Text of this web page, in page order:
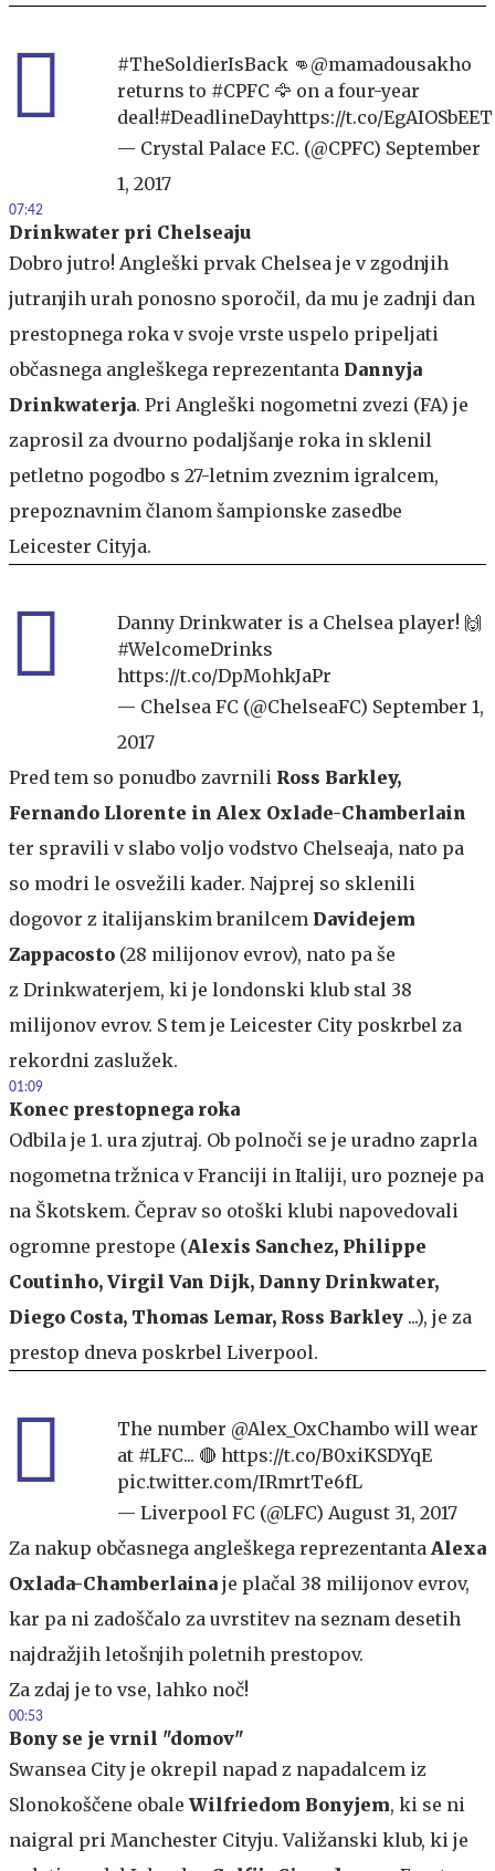
#TheSoldierIsBack 👊 @mamadousakho
returns to #CPFC 🦅 on a four-year
deal!#DeadlineDayhttps://t.co/EgAIOSbEET
— Crystal Palace F.C. (@CPFC) September
1, 2017
07:42
Drinkwater pri Chelseaju
Dobro jutro! Angleški prvak Chelsea je v zgodnjih
jutranjih urah ponosno sporočil, da mu je zadnji dan
prestopnega roka v svoje vrste uspelo pripeljati
občasnega angleškega reprezentanta Dannyja
Drinkwaterja. Pri Angleški nogometni zvezi (FA) je
zaprosil za dvourno podaljšanje roka in sklenil
petletno pogodbo s 27-letnim zveznim igralcem,
prepoznavnim članom šampionske zasedbe
Leicester Cityja.
Danny Drinkwater is a Chelsea player! 🙌
#WelcomeDrinks
https://t.co/DpMohkJaPr
— Chelsea FC (@ChelseaFC) September 1,
2017
Pred tem so ponudbo zavrnili Ross Barkley,
Fernando Llorente in Alex Oxlade-Chamberlain
ter spravili v slabo voljo vodstvo Chelseaja, nato pa
so modri le osvežili kader. Najprej so sklenili
dogovor z italijanskim branilcem Davidejem
Zappacosto (28 milijonov evrov), nato pa še
z Drinkwaterjem, ki je londonski klub stal 38
milijonov evrov. S tem je Leicester City poskrbel za
rekordni zaslužek.
01:09
Konec prestopnega roka
Odbila je 1. ura zjutraj. Ob polnoči se je uradno zaprla
nogometna tržnica v Franciji in Italiji, uro pozneje pa
na Škotskem. Čeprav so otoški klubi napovedovali
ogromne prestope (Alexis Sanchez, Philippe
Coutinho, Virgil Van Dijk, Danny Drinkwater,
Diego Costa, Thomas Lemar, Ross Barkley ...), je za
prestop dneva poskrbel Liverpool.
The number @Alex_OxChambo will wear
at #LFC... 🔴 https://t.co/B0xiKSDYqE
pic.twitter.com/IRmrtTe6fL
— Liverpool FC (@LFC) August 31, 2017
Za nakup občasnega angleškega reprezentanta Alexa
Oxlada-Chamberlaina je plačal 38 milijonov evrov,
kar pa ni zadoščalo za uvrstitev na seznam desetih
najdražjih letošnjih poletnih prestopov.
Za zdaj je to vse, lahko noč!
00:53
Bony se je vrnil "domov"
Swansea City je okrepil napad z napadalcem iz
Slonokoščene obale Wilfriedom Bonyjem, ki se ni
naigral pri Manchester Cityju. Valižanski klub, ki je